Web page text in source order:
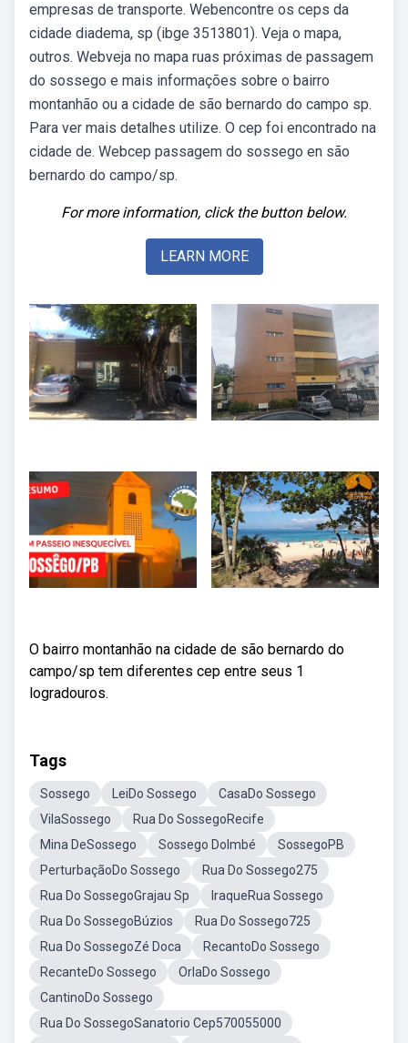
empresas de transporte. Webencontre os ceps da
cidade diadema, sp (ibge 3513801). Veja o mapa,
outros. Webveja no mapa ruas próximas de passagem
do sossego e mais informações sobre o bairro
montanhão ou a cidade de são bernardo do campo sp.
Para ver mais detalhes utilize. O cep foi encontrado na
cidade de. Webcep passagem do sossego en são
bernardo do campo/sp.
For more information, click the button below.
LEARN MORE
O bairro montanhão na cidade de são bernardo do
campo/sp tem diferentes cep entre seus 1
logradouros.
Tags
Sossego LeiDo Sossego
CasaDo Sossego
VilaSossego
Rua Do SossegoRecife
Mina DeSossego
Sossego DoImbé
SossegoPB
PerturbaçãoDo Sossego
Rua Do Sossego275
Rua Do SossegoGrajau Sp
IraqueRua Sossego
Rua Do SossegoBúzios
Rua Do Sossego725
Rua Do SossegoZé Doca
RecantoDo Sossego
RecanteDo Sossego
OrlaDo Sossego
CantinoDo Sossego
Rua Do SossegoSanatorio Cep570055000